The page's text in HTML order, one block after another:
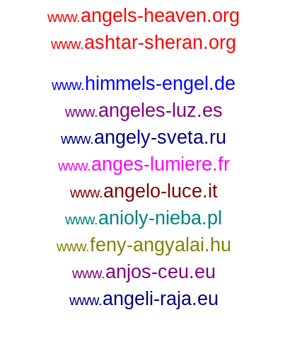
www.angels-heaven.org
www.ashtar-sheran.org
www.himmels-engel.de
www.angeles-luz.es
www.angely-sveta.ru
www.anges-lumiere.fr
www.angelo-luce.it
www.anioly-nieba.pl
www.feny-angyalai.hu
www.anjos-ceu.eu
www.angeli-raja.eu